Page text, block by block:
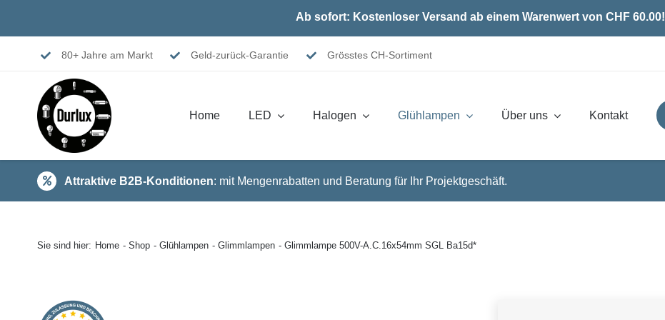
Ab sofort: Kostenloser Versand ab einem Warenwert von CHF 60.00!
80+ Jahre am Markt Geld-zurück-Garantie Grösstes CH-Sortiment
Home LED Halogen Glühlampen Über uns Kontakt
Attraktive B2B-Konditionen: mit Mengenrabatten und Beratung für Ihr Projektgeschäft.
Sie sind hier: Home Shop Glühlampen Glimmlampen Glimmlampe 500V-A.C.16x54mm SGL Ba15d*